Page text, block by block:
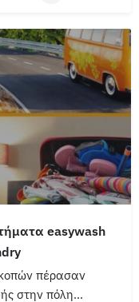
easywash
πέρασαν
στην πόλη…